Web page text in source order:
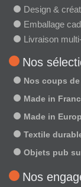
Design &
Emballage
Livraison
Nos
Nos coups
Made in
Made in
Textile
Objets pub
Nos